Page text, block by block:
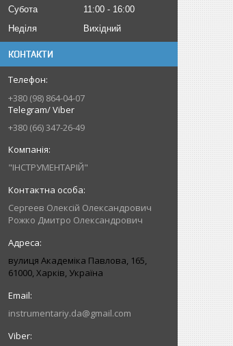
Субота
11:00
16:00
Неділя
Вихідний
КОНТАКТИ
+380 (98) 864-04-07
Telegram/ Viber
+380 (66) 347-26-49
"ІНСТРУМЕНТАРІЙ"
Сергеев Олексій Олександрович
Рожко Дмитро Олександрович
вулиця Академіка Павлова, 165,
61000, Харків, Україна
instrumentariy.da@gmail.com